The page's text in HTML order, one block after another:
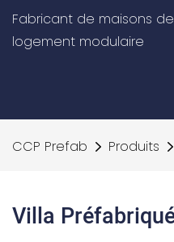
Fabricant de maisons
logement modulaire
CCP Prefab Produits
Villa